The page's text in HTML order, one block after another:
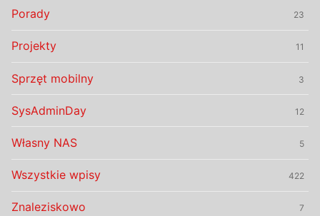
Porady 23
Projekty 11
Sprzęt mobilny 3
SysAdminDay 12
Własny NAS 5
Wszystkie wpisy 422
Znaleziskowo 7